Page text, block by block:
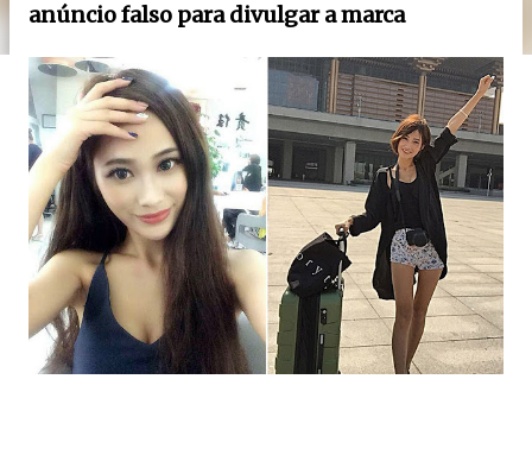
anúncio falso para divulgar a marca